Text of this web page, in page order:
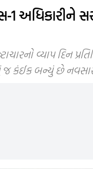
1 અધિકારીને
વ્યાપ દિન
જ કંઈક બન્યું છે